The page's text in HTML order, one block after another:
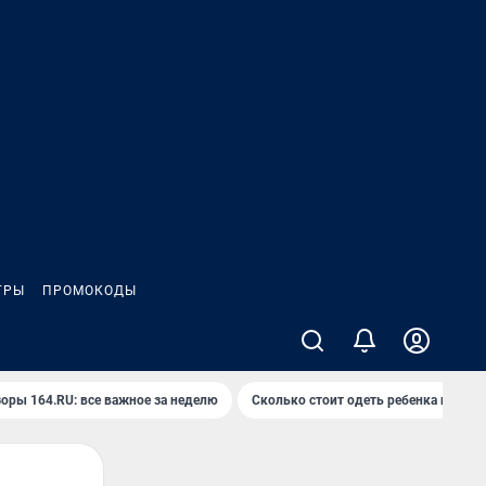
ПРОМОКОДЫ
164.RU: все важное за неделю Сколько стоит одеть ребенка на